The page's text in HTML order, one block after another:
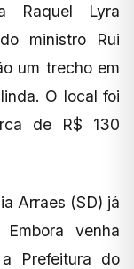
Raquel Lyra
ministro Rui
um trecho em
O local foi
de R$ 130
Arraes (SD) já
venha
Prefeitura do